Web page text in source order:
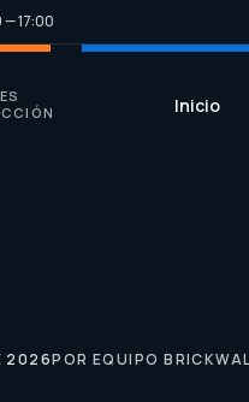
— 17:00
Inicio
2026POR EQUIPO